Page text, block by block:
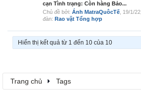
cạn Tình trạng: Còn hàng Bảo...
Chủ đề bởi: Ánh MatraQuôcTế 19/1/22
đàn: Rao vặt Tổng hợp
Hiển thị kết quả từ 1 đến 10 của 10
Trang chủ Tags